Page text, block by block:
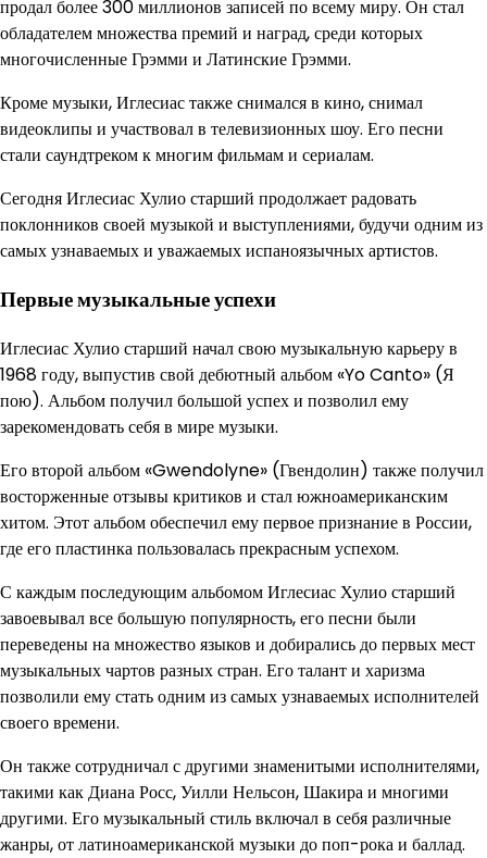
продал более 300 миллионов записей по всему миру. Он стал
обладателем множества премий и наград, среди которых
многочисленные Грэмми и Латинские Грэмми.
Кроме музыки, Иглесиас также снимался в кино, снимал
видеоклипы и участвовал в телевизионных шоу. Его песни
стали саундтреком к многим фильмам и сериалам.
Сегодня Иглесиас Хулио старший продолжает радовать
поклонников своей музыкой и выступлениями, будучи одним из
самых узнаваемых и уважаемых испаноязычных артистов.
Первые музыкальные успехи
Иглесиас Хулио старший начал свою музыкальную карьеру в
1968 году, выпустив свой дебютный альбом «Yo Canto» (Я
пою). Альбом получил большой успех и позволил ему
зарекомендовать себя в мире музыки.
Его второй альбом «Gwendolyne» (Гвендолин) также получил
восторженные отзывы критиков и стал южноамериканским
хитом. Этот альбом обеспечил ему первое признание в России,
где его пластинка пользовалась прекрасным успехом.
С каждым последующим альбомом Иглесиас Хулио старший
завоевывал все большую популярность, его песни были
переведены на множество языков и добирались до первых мест
музыкальных чартов разных стран. Его талант и харизма
позволили ему стать одним из самых узнаваемых исполнителей
своего времени.
Он также сотрудничал с другими знаменитыми исполнителями,
такими как Диана Росс, Уилли Нельсон, Шакира и многими
другими. Его музыкальный стиль включал в себя различные
жанры, от латиноамериканской музыки до поп-рока и баллад.